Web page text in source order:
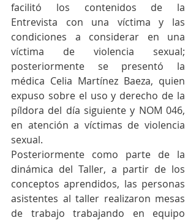
facilitó los contenidos de la
Entrevista con una víctima y las
condiciones a considerar en una
víctima de violencia sexual;
posteriormente se presentó la
médica Celia Martínez Baeza, quien
expuso sobre el uso y derecho de la
píldora del día siguiente y NOM 046,
en atención a víctimas de violencia
sexual.
Posteriormente como parte de la
dinámica del Taller, a partir de los
conceptos aprendidos, las personas
asistentes al taller realizaron mesas
de trabajo trabajando en equipo